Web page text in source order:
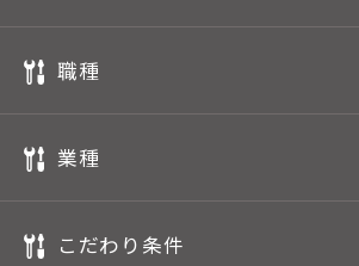
職種
業種
こだわり条件